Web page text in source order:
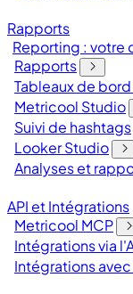
Rapports
Reporting : votre
Rapports
Tableaux de
Metricool Studio
Suivi de hashtags
Looker Studio
Analyses et
API et Intégrations
Metricool MCP
Intégrations via
Intégrations